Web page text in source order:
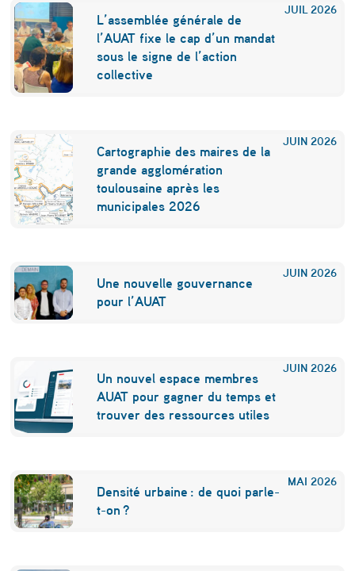
JUIL 2026
L’assemblée générale de
l’AUAT fixe le cap d’un mandat
sous le signe de l’action
collective
JUIN 2026
Cartographie des maires de la
grande agglomération
toulousaine après les
municipales 2026
JUIN 2026
Une nouvelle gouvernance
pour l’AUAT
JUIN 2026
Un nouvel espace membres
AUAT pour gagner du temps et
trouver des ressources utiles
MAI 2026
Densité urbaine : de quoi parle-
t-on ?